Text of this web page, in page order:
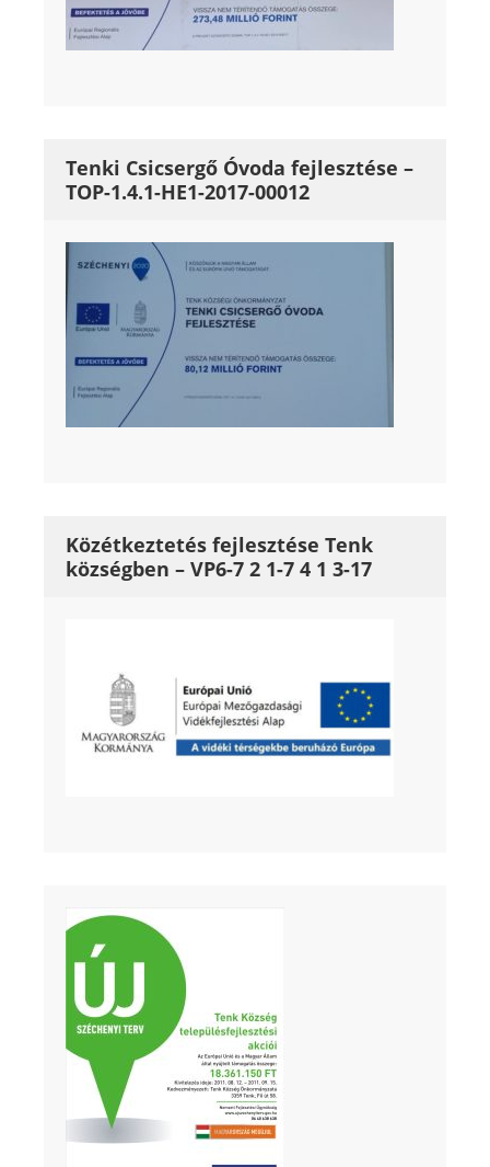
Tenki Csicsergő Óvoda fejlesztése –
TOP-1.4.1-HE1-2017-00012
Közétkeztetés fejlesztése Tenk
községben – VP6-7 2 1-7 4 1 3-17